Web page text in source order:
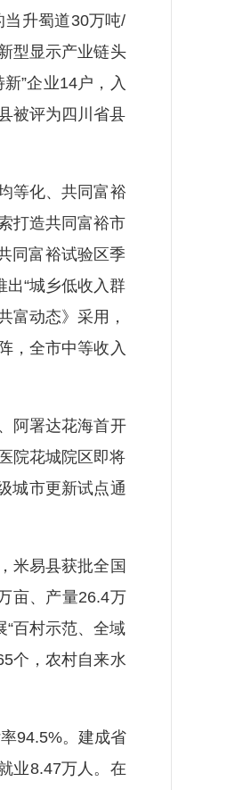
当升蜀道30万吨/
型显示产业链头
”企业14户，入
被评为四川省县
等化、共同富裕
打造共同富裕市
同富裕试验区季
出“城乡低收入群
富动态》采用，
，全市中等收入
阿署达花海首开
院花城院区即将
城市更新试点通
米易县获批全国
亩、产量26.4万
“百村示范、全域
个，农村自来水
94.5%。建成省
业8.47万人。在